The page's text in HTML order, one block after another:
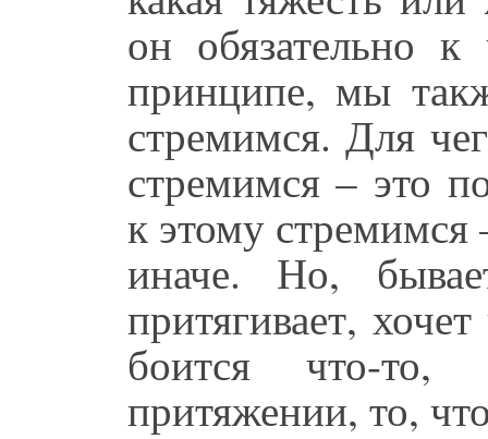
он обязательно
принципе, мы
стремимся. Для
стремимся – это
к этому стремимся
иначе. Но,
притягивает,
боится что-
притяжении, то,